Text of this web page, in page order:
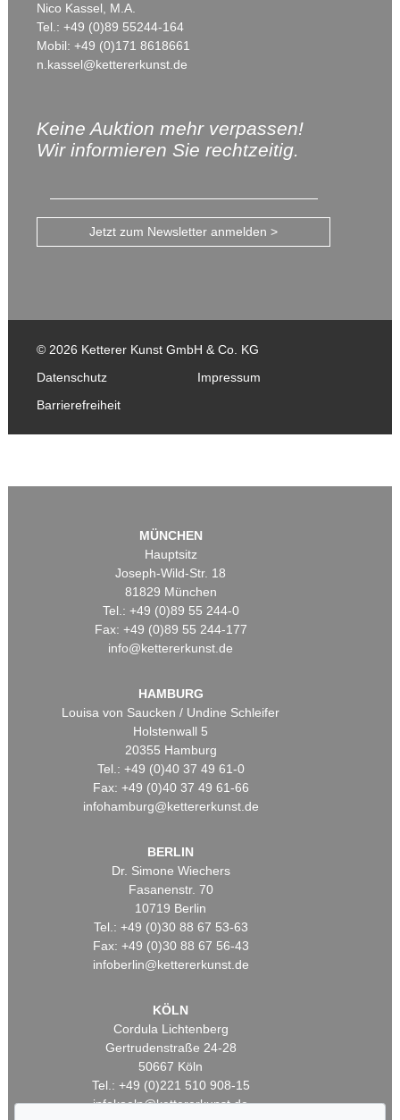
Nico Kassel, M.A.
Tel.: +49 (0)89 55244-164
Mobil: +49 (0)171 8618661
n.kassel@kettererkunst.de
Keine Auktion mehr verpassen!
Wir informieren Sie rechtzeitig.
Jetzt zum Newsletter anmelden >
© 2026 Ketterer Kunst GmbH & Co. KG
Datenschutz
Impressum
Barrierefreiheit
MÜNCHEN
Hauptsitz
Joseph-Wild-Str. 18
81829 München
Tel.: +49 (0)89 55 244-0
Fax: +49 (0)89 55 244-177
info@kettererkunst.de
HAMBURG
Louisa von Saucken / Undine Schleifer
Holstenwall 5
20355 Hamburg
Tel.: +49 (0)40 37 49 61-0
Fax: +49 (0)40 37 49 61-66
infohamburg@kettererkunst.de
BERLIN
Dr. Simone Wiechers
Fasanenstr. 70
10719 Berlin
Tel.: +49 (0)30 88 67 53-63
Fax: +49 (0)30 88 67 56-43
infoberlin@kettererkunst.de
KÖLN
Cordula Lichtenberg
Gertrudenstraße 24-28
50667 Köln
Tel.: +49 (0)221 510 908-15
infokoeln@kettererkunst.de